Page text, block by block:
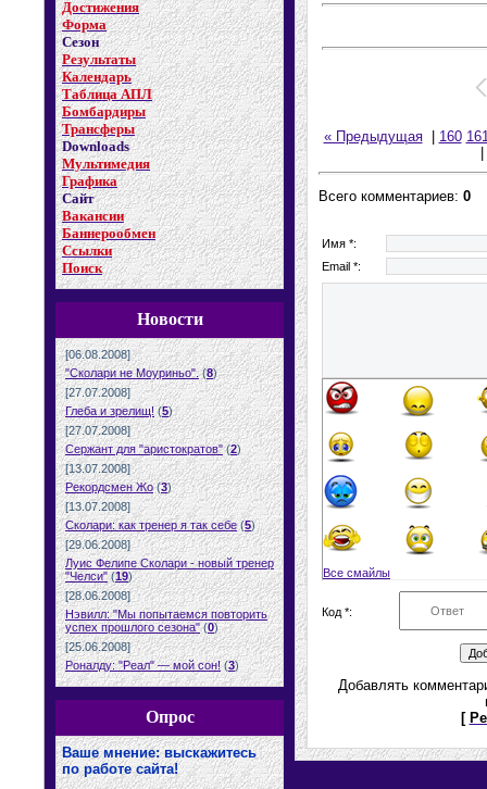
Достижения
Форма
Сезон
Результаты
Календарь
Таблица АПЛ
Бомбардиры
Трансферы
Downloads
Мультимедия
Графика
Сайт
Вакансии
Баннерообмен
Ссылки
Поиск
Новости
[06.08.2008]
"Сколари не Моуриньо". (8)
[27.07.2008]
Глеба и зрелищ! (5)
[27.07.2008]
Сержант для "аристократов" (2)
[13.07.2008]
Рекордсмен Жо (3)
[13.07.2008]
Сколари: как тренер я так себе (5)
[29.06.2008]
Луис Фелипе Сколари - новый тренер
"Челси" (19)
[28.06.2008]
Нэвилл: "Мы попытаемся повторить
успех прошлого сезона" (0)
[25.06.2008]
Роналду: "Реал" — мой сон! (3)
Опрос
Ваше мнение: выскажитесь
по работе сайта!
« Предыдущая| 160
Всего комментариев: 0
Имя *:
Email *:
Все смайлы
Код *:
Добавлять
[